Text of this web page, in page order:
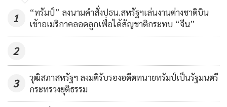
34,922
เหลือบริษัทพลังงาน
1
“ทรัมป์” ลงนามคำสั่งปธน.สหรัฐฯเล่นงานต่างชาติบิน
เข้าอเมริกาคลอดลูกเพื่อได้สัญชาติกระทบ “จีน”
2
3
วุฒิสภาสหรัฐฯ ลงมติรับรองอดีตทนายทรัมป์เป็นรัฐมนตรี
กระทรวงยุติธรรม